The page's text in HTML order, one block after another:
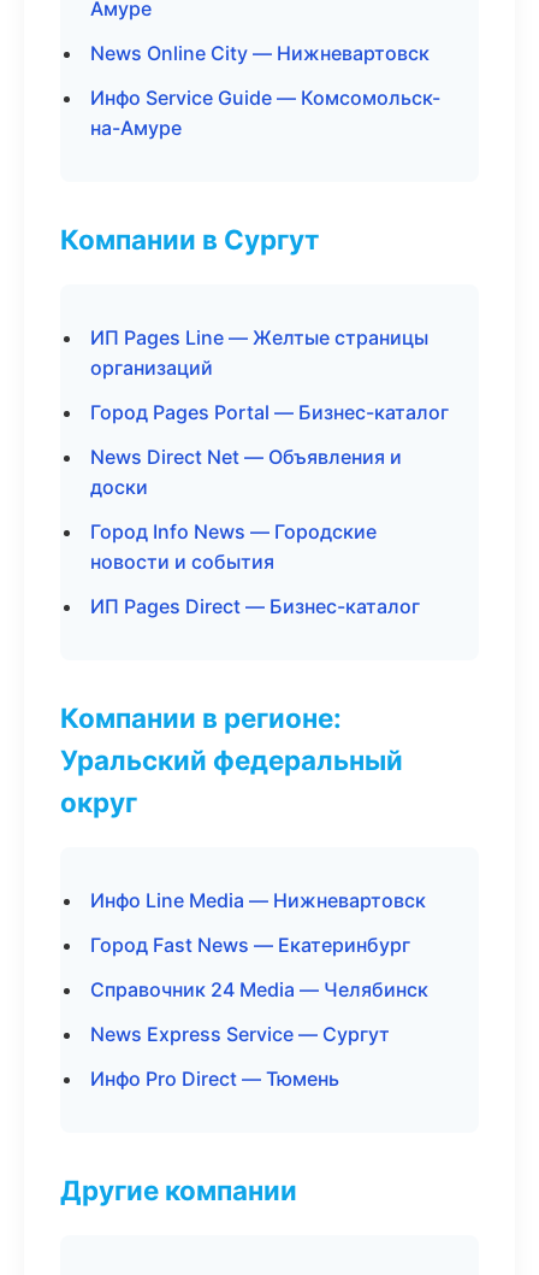
Амуре
News Online City — Нижневартовск
Инфо Service Guide — Комсомольск-
на-Амуре
Компании в Сургут
ИП Pages Line — Желтые страницы
организаций
Город Pages Portal — Бизнес-каталог
News Direct Net — Объявления и
доски
Город Info News — Городские
новости и события
ИП Pages Direct — Бизнес-каталог
Компании в регионе:
Уральский федеральный
округ
Инфо Line Media — Нижневартовск
Город Fast News — Екатеринбург
Справочник 24 Media — Челябинск
News Express Service — Сургут
Инфо Pro Direct — Тюмень
Другие компании